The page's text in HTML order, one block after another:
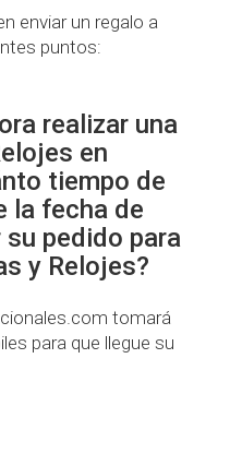
enviar un regalo a
puntos:
realizar una
en
tiempo de
la fecha de
pedido para
y Relojes?
tomará
para que llegue su